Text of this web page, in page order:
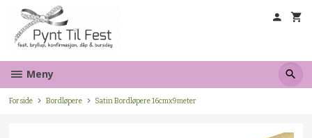
innholdet
Meny
Forside Bordløpere Satin Bordløpere 16cmx9meter